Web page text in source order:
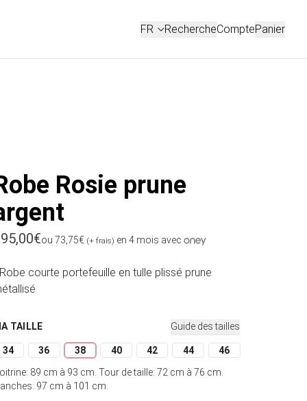
FR
FRANÇAIS
RechercheCompteConnexion
Panier
Rosie prune
habituel
ou 73,75€ (+ frais) en 4 mois avec
courte portefeuille en tulle plissé prune
MA TAILLE Guide des tailles
34
Variante épuisée ou indisponible
36
Variante épuisée ou indisponible
38
Variante épuisée ou indisponible
40
Variante épuisée ou indisponible
42
Variante épuisée ou indisponible
44
Variante épuisée ou
46
Variante épuisée
89 cm à 93 cm. Tour de taille: 72 cm à 76 cm.
97 cm à 101 cm.